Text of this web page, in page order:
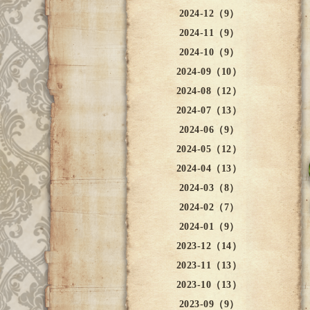
2024-12（9）
2024-11（9）
2024-10（9）
2024-09（10）
2024-08（12）
2024-07（13）
2024-06（9）
2024-05（12）
2024-04（13）
2024-03（8）
2024-02（7）
2024-01（9）
2023-12（14）
2023-11（13）
2023-10（13）
2023-09（9）